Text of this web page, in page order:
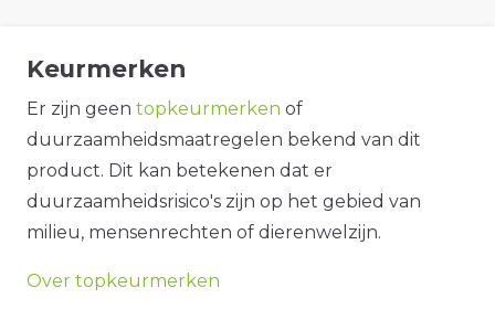
Keurmerken
Er zijn geen topkeurmerken of
duurzaamheidsmaatregelen bekend van dit
product. Dit kan betekenen dat er
duurzaamheidsrisico's zijn op het gebied van
milieu, mensenrechten of dierenwelzijn.
Over topkeurmerken